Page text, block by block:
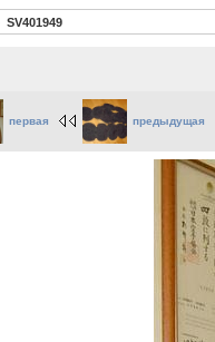
SV401949
первая предыдущая